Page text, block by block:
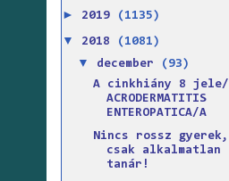
► 2019 (1135)
▼ 2018 (1081)
▼ december
(93)
A cinkhiány 8 jele/
ACRODERMATITIS
ENTEROPATICA/A
Nincs rossz gyerek,
csak alkalmatlan
tanár!